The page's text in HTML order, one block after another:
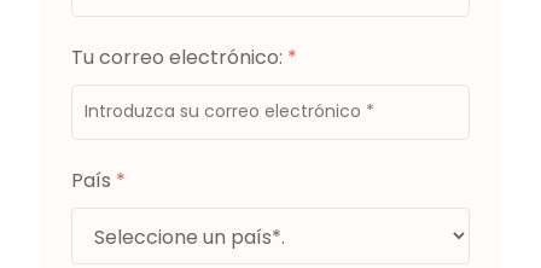
Tu correo electrónico: *
País *